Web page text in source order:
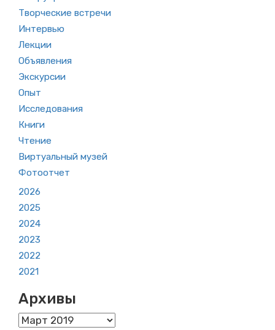
Творческие встречи
Интервью
Лекции
Объявления
Экскурсии
Опыт
Исследования
Книги
Чтение
Виртуальный музей
Фотоотчет
2026
2025
2024
2023
2022
2021
Архивы
Архивы